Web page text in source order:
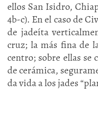
ellos San Isidro,
4b-c). En el caso de
de jadeíta
cruz; la más fina de
centro; sobre ellas se
de cerámica,
da vida a los jades